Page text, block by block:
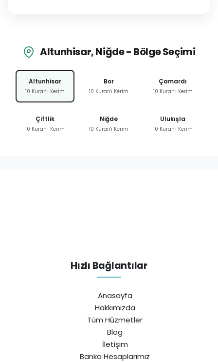
Altunhisar, Niğde - Bölge Seçimi
Altunhisar
10 Kuran'ı Kerim
Bor
10 Kuran'ı Kerim
Çamardı
10 Kuran'ı Kerim
Çiftlik
10 Kuran'ı Kerim
Niğde
10 Kuran'ı Kerim
Ulukışla
10 Kuran'ı Kerim
Hızlı Bağlantılar
Anasayfa
Hakkımızda
Tüm Hüzmetler
Blog
İletişim
Banka Hesaplarımız